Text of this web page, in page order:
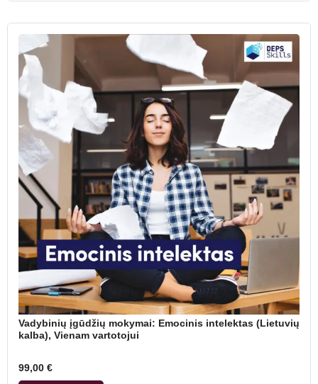
Vadybinių įgūdžių mokymai: Emocinis intelektas (Lietuvių
kalba), Vienam vartotojui
99,00 €